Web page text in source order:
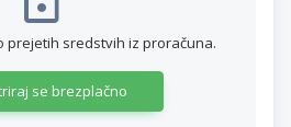
prejetih sredstvih iz proračuna.
se brezplačno